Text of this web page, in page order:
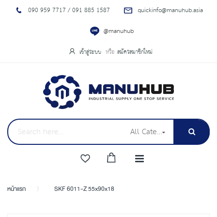
090 959 7717 / 091 885 1587
quickinfo@manuhub.asia
@manuhub
เข้าสู่ระบบ สมัครสมาชิกใหม่
All Categories
หน้าแรก SKF 6011-Z 55x90x18